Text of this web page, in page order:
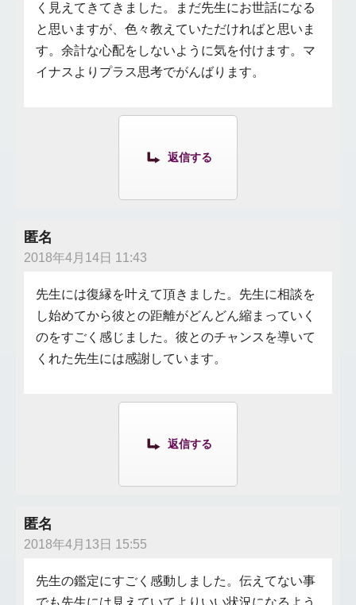
く見えてきてきました。まだ先生にお世話になる
と思いますが、色々教えていただければと思いま
す。余計な心配をしないように気を付けます。マ
イナスよりプラス思考でがんばります。
返信する
匿名
2018年4月14日 11:43
先生には復縁を叶えて頂きました。先生に相談を
し始めてから彼との距離がどんどん縮まっていく
のをすごく感じました。彼とのチャンスを導いて
くれた先生には感謝しています。
返信する
匿名
2018年4月13日 15:55
先生の鑑定にすごく感動しました。伝えてない事
でも先生には見えていてよりいい状況になるよう